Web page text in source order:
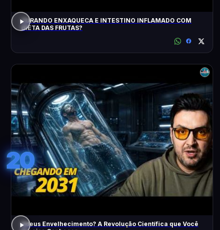
CURANDO ENXAQUECA E INTESTINO INFLAMADO COM
DIETA DAS FRUTAS?
20
Adeus Envelhecimento? A Revolução Científica que Você